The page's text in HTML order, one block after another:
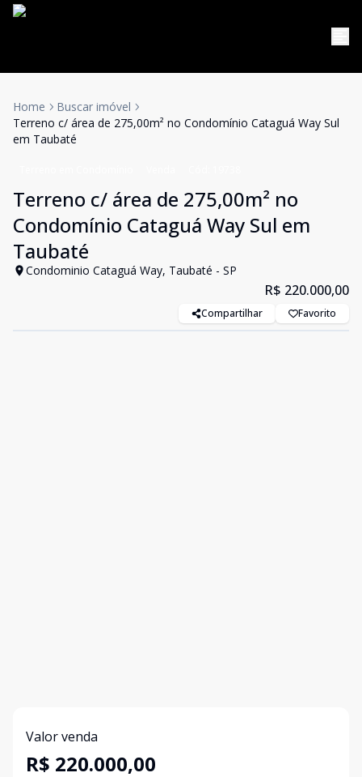
Home
Buscar imóvel
Terreno c/ área de 275,00m² no Condomínio Cataguá Way Sul
em Taubaté
Terreno c/ área de 275,00m² no
Condomínio Cataguá Way Sul em
Taubaté
Condominio Cataguá Way, Taubaté - SP
R$ 220.000,00
Compartilhar Favorito
Valor venda
R$ 220.000,00